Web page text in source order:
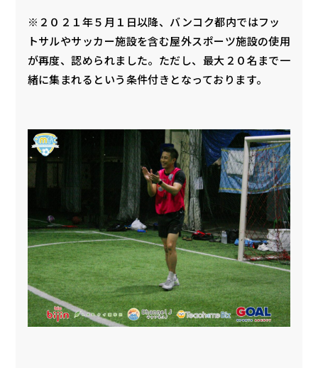
※２０２１年５月１日以降、バンコク都内ではフッ
トサルやサッカー施設を含む屋外スポーツ施設の使用
が再度、認められました。ただし、最大２０名まで一
緒に集まれるという条件付きとなっております。